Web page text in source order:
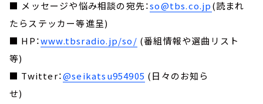
■ メッセージや悩み相談の宛先：so@tbs.co.jp(読まれ
たらステッカー等進呈)
■ HP：www.tbsradio.jp/so/ (番組情報や選曲リスト
等)
■ Twitter：@seikatsu954905 (日々のお知ら
せ)